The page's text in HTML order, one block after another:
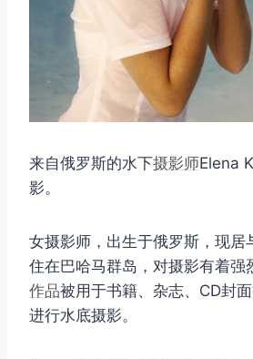
来自俄罗斯的水下摄影师Elena
影。
女摄影师，出生于俄罗斯，现居
住在巴哈马群岛，对摄影有着强
作品被用于书籍、杂志、CD封
进行水底摄影。